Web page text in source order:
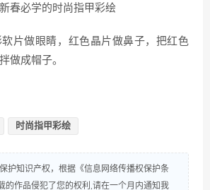
软片做眼睛，红色晶片做鼻子，把红色
做成帽子。
时尚指甲彩绘
护知识产权，根据《信息网络传播权保护条
的作品侵犯了您的权利,请在一个月内通知我